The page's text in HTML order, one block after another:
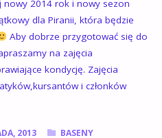
nowy 2014 rok i nowy sezon
dla Piranii, która będzie
Aby dobrze przygotować się do
na zajęcia
kondycję. Zajęcia
i członków
2013 BASENY